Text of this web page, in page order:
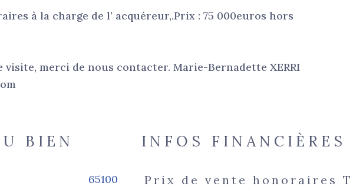
à la charge de l’ acquéreur,.Prix : 75 000euros hors
merci de nous contacter. Marie-Bernadette XERRI
BIEN
65100
INFOS FINANCIÈRES
Caractéristiques Valeurs
Prix de vente honoraires